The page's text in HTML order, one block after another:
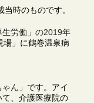
時のものです。
生労働」の2019年
」に鶴巻温泉病
ゃん 」です。アイ
て、介護医療院の